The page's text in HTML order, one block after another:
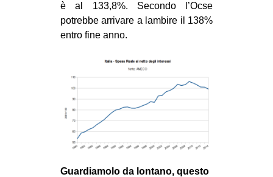
è al 133,8%. Secondo l’Ocse
potrebbe arrivare a lambire il 138%
entro fine anno.
Guardiamolo da lontano, questo